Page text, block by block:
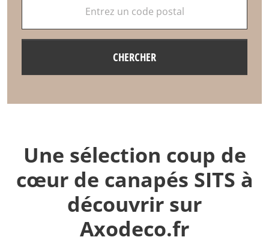
CHERCHER
Une sélection coup de
cœur de canapés SITS à
découvrir sur
Axodeco.fr